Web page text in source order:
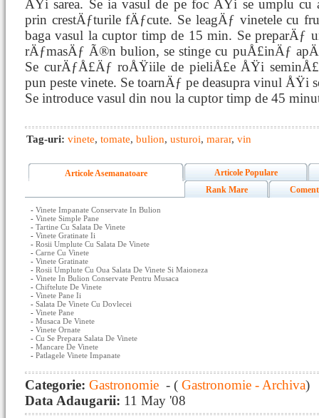
ÅŸi sarea. Se ia vasul de pe foc ÅŸi se umplu cu
prin crestÄƒturile fÄƒcute. Se leagÄƒ vinetele cu
baga vasul la cuptor timp de 15 min. Se preparÄƒ
rÄƒmasÄƒ Ã®n bulion, se stinge cu puÅ£inÄƒ
Se curÄƒÅ£Äƒ roÅŸiile de pieliÅ£e ÅŸi
pun peste vinete. Se toarnÄƒ pe deasupra vinul ÅŸi
Se introduce vasul din nou la cuptor timp de 45
Tag-uri: vinete, tomate, bulion, usturoi, marar, vin
Articole Asemanatoare
Articole Populare
Rank Mare
- Vinete Impanate Conservate In Bulion
- Vinete Simple Pane
- Tartine Cu Salata De Vinete
- Vinete Gratinate Ii
- Rosii Umplute Cu Salata De Vinete
- Carne Cu Vinete
- Vinete Gratinate
- Rosii Umplute Cu Oua Salata De Vinete Si Maioneza
- Vinete In Bulion Conservate Pentru Musaca
- Chiftelute De Vinete
- Vinete Pane Ii
- Salata De Vinete Cu Dovlecei
- Vinete Pane
- Musaca De Vinete
- Vinete Ornate
- Cu Se Prepara Salata De Vinete
- Mancare De Vinete
- Patlagele Vinete Impanate
Categorie: Gastronomie - ( Gastronomie - Archiva)
Data Adaugarii: 11 May '08